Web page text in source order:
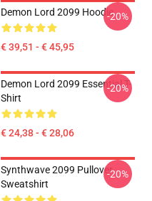
Demon Lord 2099 Hoodie
€ 39,51 - € 45,95
-20%
Demon Lord 2099 Essential T-
Shirt
€ 24,38 - € 28,06
-20%
Synthwave 2099 Pullover
Sweatshirt
-20%